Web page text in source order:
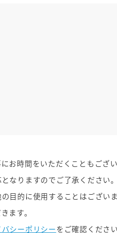
時間をいただくこともござい
なりますのでご了承ください。
目的に使用することはございま
ます。
シーポリシーをご確認ください